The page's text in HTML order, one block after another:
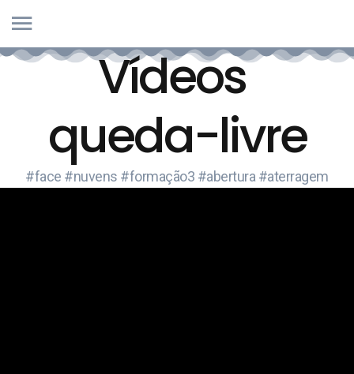
Vídeos
queda-livre
#face #nuvens #formação3 #abertura #aterragem